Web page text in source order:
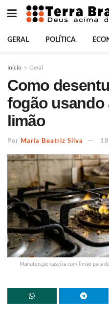
GERAL POLÍTICA
Início Geral
Como
fogão usando
limão
Por Maria Beatriz Silva
Manutenção caseira com limão para